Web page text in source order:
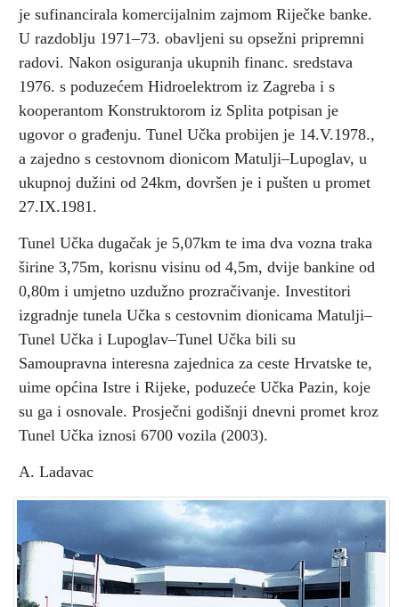
je sufinancirala komercijalnim zajmom Riječke banke.
U razdoblju 1971–73. obavljeni su opsežni pripremni
radovi. Nakon osiguranja ukupnih financ. sredstava
1976. s poduzećem Hidroelektrom iz Zagreba i s
kooperantom Konstruktorom iz Splita potpisan je
ugovor o građenju. Tunel Učka probijen je 14.V.1978.,
a zajedno s cestovnom dionicom Matulji–Lupoglav, u
ukupnoj dužini od 24km, dovršen je i pušten u promet
27.IX.1981.
Tunel Učka dugačak je 5,07km te ima dva vozna traka
širine 3,75m, korisnu visinu od 4,5m, dvije bankine od
0,80m i umjetno uzdužno prozračivanje. Investitori
izgradnje tunela Učka s cestovnim dionicama Matulji–
Tunel Učka i Lupoglav–Tunel Učka bili su
Samoupravna interesna zajednica za ceste Hrvatske te,
uime općina Istre i Rijeke, poduzeće Učka Pazin, koje
su ga i osnovale. Prosječni godišnji dnevni promet kroz
Tunel Učka iznosi 6700 vozila (2003).
A. Ladavac